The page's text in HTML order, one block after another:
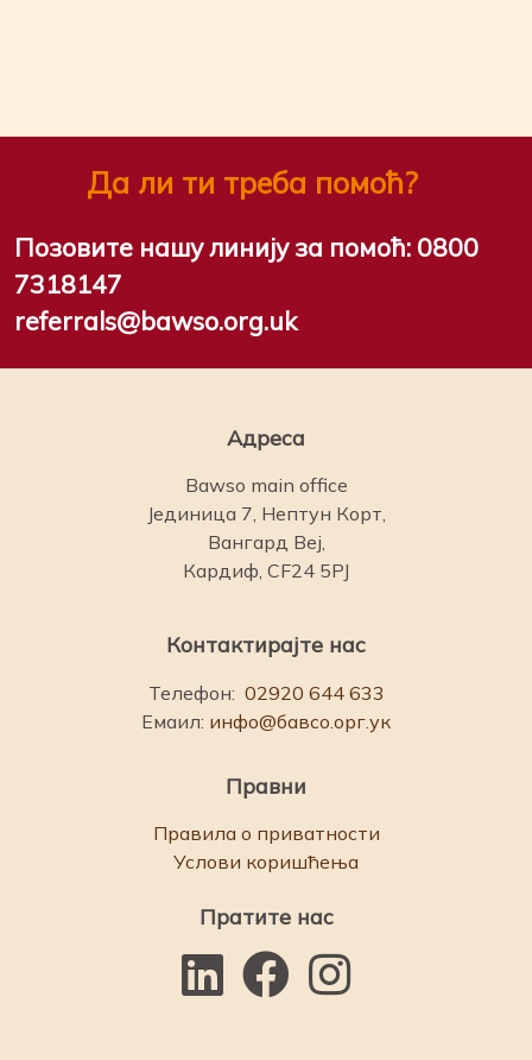
Да ли ти треба помоћ?
Позовите нашу линију за помоћ: 0800
7318147
referrals@bawso.org.uk
Адреса
Bawso main office
Јединица 7, Нептун Корт,
Вангард Веј,
Кардиф, CF24 5PJ
Контактирајте нас
Телефон: 02920 644 633
Емаил: инфо@бавсо.орг.ук
Правни
Правила о приватности
Услови коришћења
Пратите нас